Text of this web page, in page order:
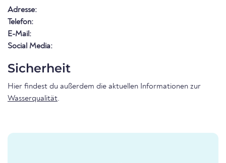
Adresse:
Telefon:
E-Mail:
Social Media:
Sicherheit
Hier findest du außerdem die aktuellen Informationen zur
Wasserqualität.